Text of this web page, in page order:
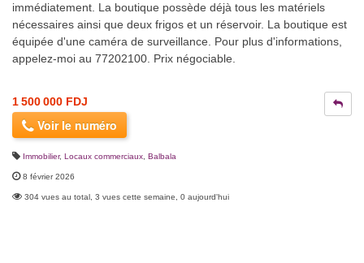
immédiatement. La boutique possède déjà tous les matériels
nécessaires ainsi que deux frigos et un réservoir. La boutique est
équipée d'une caméra de surveillance. Pour plus d'informations,
appelez-moi au 77202100. Prix négociable.
1 500 000 FDJ
Voir le numéro
Immobilier, Locaux commerciaux Balbala
8 février 2026
304 vues au total, 3 vues cette semaine, 0 aujourd'hui